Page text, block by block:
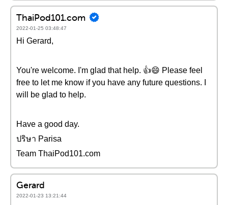
ThaiPod101.com
2022-01-25 03:48:47
Hi Gerard,
You're welcome. I'm glad that help. 👍😄 Please feel
free to let me know if you have any future questions. I
will be glad to help.
Have a good day.
ปริษา Parisa
Team ThaiPod101.com
Gerard
2022-01-23 13:21:44